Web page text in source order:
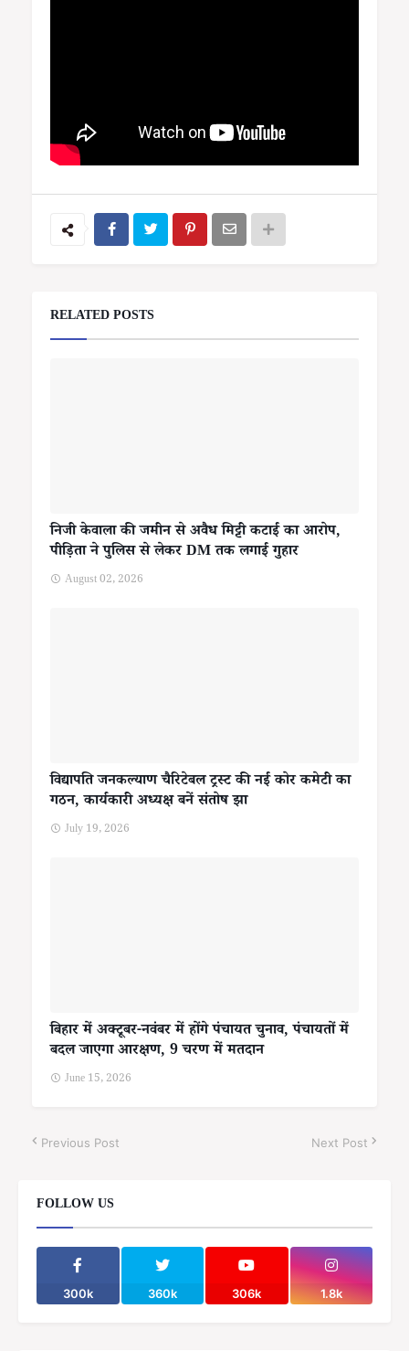
RELATED POSTS
निजी केवाला की जमीन से अवैध मिट्टी कटाई का आरोप,
पीड़िता ने पुलिस से लेकर DM तक लगाई गुहार
August 02, 2026
विद्यापति जनकल्याण चैरिटेबल ट्रस्ट की नई कोर कमेटी का
गठन, कार्यकारी अध्यक्ष बनें संतोष झा
July 19, 2026
बिहार में अक्टूबर-नवंबर में होंगे पंचायत चुनाव, पंचायतों में
बदल जाएगा आरक्षण, 9 चरण में मतदान
June 15, 2026
Previous Post Next Post
FOLLOW US
300k 360k 306k 1.8k